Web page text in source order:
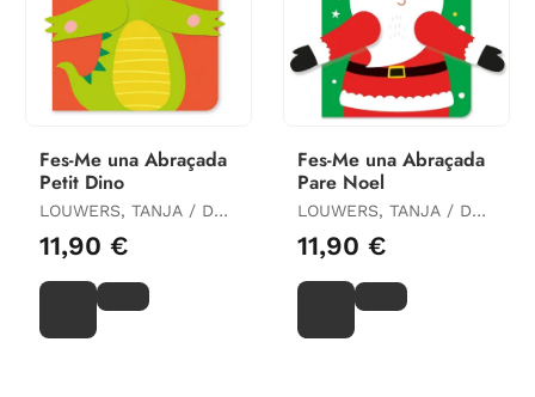
Fes-Me una Abraçada
Petit Dino
LOUWERS, TANJA / DE
BEER, ESTHER
11,90 €
Fes-Me una Abraçada
Pare Noel
LOUWERS, TANJA / DE
BEER, ESTHER
11,90 €